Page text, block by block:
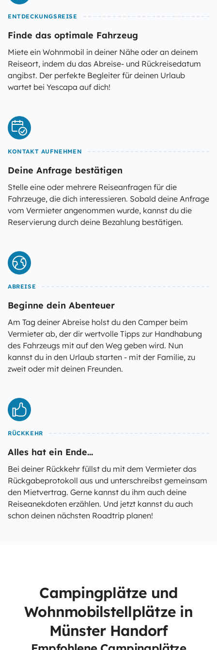
ENTDECKUNGSREISE
Finde das optimale Fahrzeug
Miete ein Wohnmobil in deiner Nähe oder an deinem
Reiseort, indem du das Abreise- und Rückreisedatum
angibst. Der perfekte Begleiter für deinen Urlaub
wartet bei Yescapa auf dich!
KONTAKT AUFNEHMEN
Deine Anfrage bestätigen
Stelle eine oder mehrere Reiseanfragen für die
Fahrzeuge, die dich interessieren. Sobald deine Anfrage
vom Vermieter angenommen wurde, kannst du die
Reservierung durch deine Bezahlung bestätigen.
ABREISE
Beginne dein Abenteuer
Am Tag deiner Abreise holst du den Camper beim
Vermieter ab, der dir wertvolle Tipps zur Handhabung
des Fahrzeugs mit auf den Weg geben wird. Nun
kannst du in den Urlaub starten - mit der Familie, zu
zweit oder mit deinen Freunden.
RÜCKKEHR
Alles hat ein Ende...
Bei deiner Rückkehr füllst du mit dem Vermieter das
Rückgabeprotokoll aus und unterschreibst gemeinsam
den Mietvertrag. Gerne kannst du ihm auch deine
Reiseanekdoten erzählen. Und jetzt kannst du auch
schon deinen nächsten Roadtrip planen!
Campingplätze und
Wohnmobilstellplätze in
Münster Handorf